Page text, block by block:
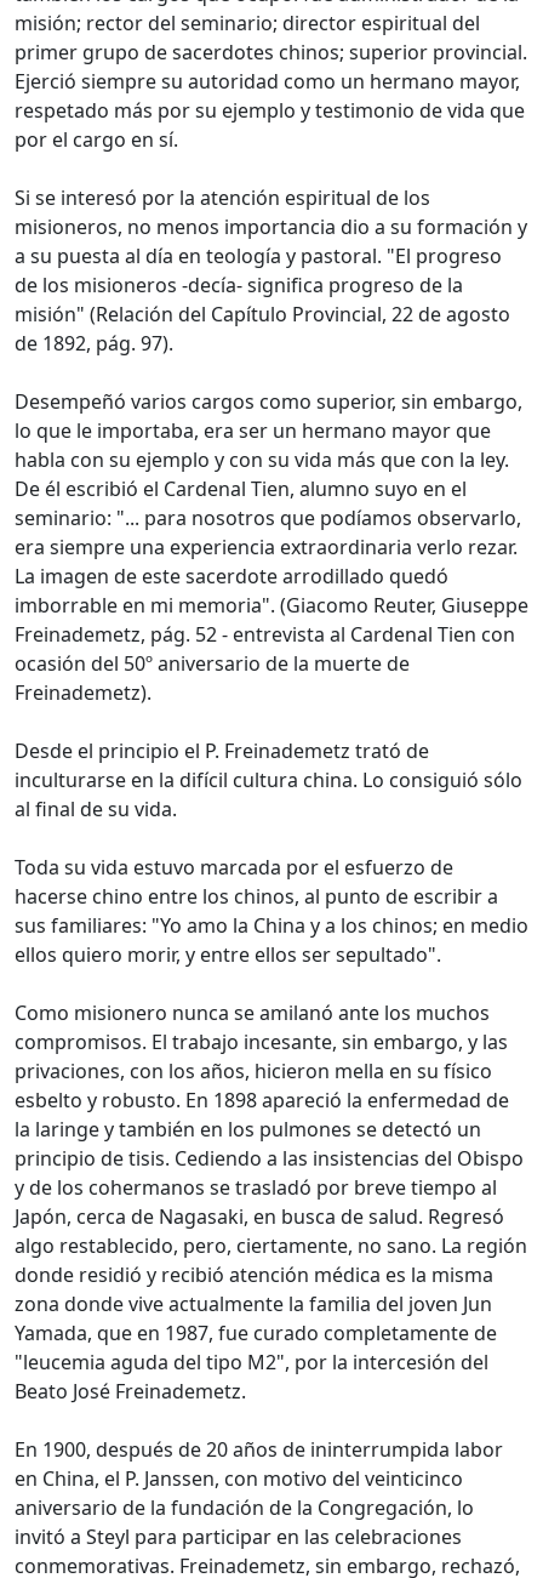
misión; rector del seminario; director espiritual del
primer grupo de sacerdotes chinos; superior provincial.
Ejerció siempre su autoridad como un hermano mayor,
respetado más por su ejemplo y testimonio de vida que
por el cargo en sí.
Si se interesó por la atención espiritual de los
misioneros, no menos importancia dio a su formación y
a su puesta al día en teología y pastoral. "El progreso
de los misioneros -decía- significa progreso de la
misión" (Relación del Capítulo Provincial, 22 de agosto
de 1892, pág. 97).
Desempeñó varios cargos como superior, sin embargo,
lo que le importaba, era ser un hermano mayor que
habla con su ejemplo y con su vida más que con la ley.
De él escribió el Cardenal Tien, alumno suyo en el
seminario: "... para nosotros que podíamos observarlo,
era siempre una experiencia extraordinaria verlo rezar.
La imagen de este sacerdote arrodillado quedó
imborrable en mi memoria". (Giacomo Reuter, Giuseppe
Freinademetz, pág. 52 - entrevista al Cardenal Tien con
ocasión del 50º aniversario de la muerte de
Freinademetz).
Desde el principio el P. Freinademetz trató de
inculturarse en la difícil cultura china. Lo consiguió sólo
al final de su vida.
Toda su vida estuvo marcada por el esfuerzo de
hacerse chino entre los chinos, al punto de escribir a
sus familiares: "Yo amo la China y a los chinos; en medio
ellos quiero morir, y entre ellos ser sepultado".
Como misionero nunca se amilanó ante los muchos
compromisos. El trabajo incesante, sin embargo, y las
privaciones, con los años, hicieron mella en su físico
esbelto y robusto. En 1898 apareció la enfermedad de
la laringe y también en los pulmones se detectó un
principio de tisis. Cediendo a las insistencias del Obispo
y de los cohermanos se trasladó por breve tiempo al
Japón, cerca de Nagasaki, en busca de salud. Regresó
algo restablecido, pero, ciertamente, no sano. La región
donde residió y recibió atención médica es la misma
zona donde vive actualmente la familia del joven Jun
Yamada, que en 1987, fue curado completamente de
"leucemia aguda del tipo M2", por la intercesión del
Beato José Freinademetz.
En 1900, después de 20 años de ininterrumpida labor
en China, el P. Janssen, con motivo del veinticinco
aniversario de la fundación de la Congregación, lo
invitó a Steyl para participar en las celebraciones
conmemorativas. Freinademetz, sin embargo, rechazó,